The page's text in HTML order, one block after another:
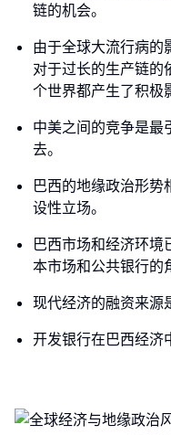
链的机会。
由于全球大流行病的
对于过长的生产链
个世界都产生了积极
中美之间的竞争是最
去。
巴西的地缘政治形势
设性立场。
巴西市场和经济环境
本市场和公共银行的
现代经济的融资来源
开发银行在巴西经济